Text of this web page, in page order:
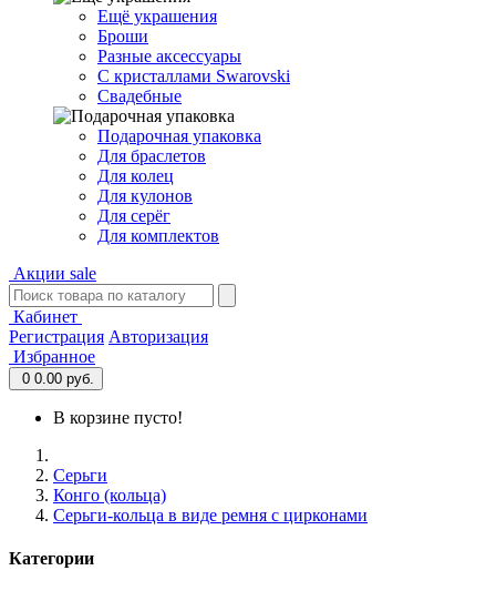
Ещё украшения
Броши
Разные аксессуары
С кристаллами Swarovski
Свадебные
Подарочная упаковка
Для браслетов
Для колец
Для кулонов
Для серёг
Для комплектов
Акции sale
Кабинет
Регистрация Авторизация
Избранное
0 0.00 руб.
В корзине пусто!
Серьги
Конго (кольца)
Серьги-кольца в виде ремня с цирконами
Категории